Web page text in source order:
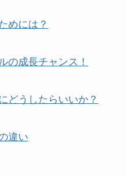
めには？
の成長チャンス！
どうしたらいいか？
違い